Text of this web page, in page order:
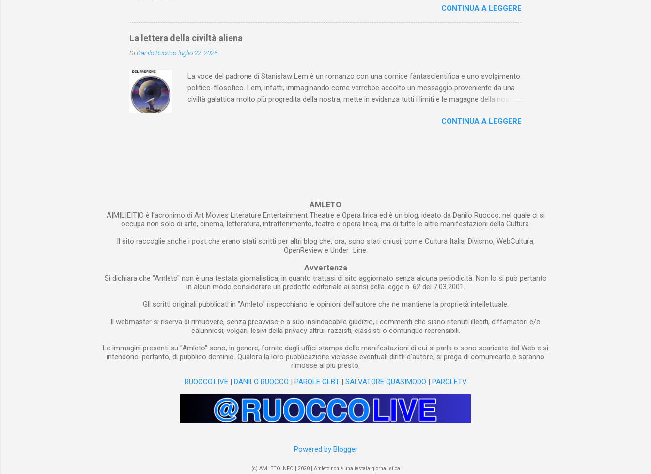
a persone celebri che accettavano (o chiedevano) di essere immortalate nude. Gabriele D'Annunzio Non
è, ovviamente, possibile indagare le motivazioni che portarono ognuno di tali scrittori a scegliere di
posare nudo. Vale la pena, però, riflettere che, probabilmente, nessun altro artista come uno scrittore (e
lettori . Abituato, se grande scrittore, a mettere a nudo la propria anima . Abituato, se sincero, a dare
CONTINUA A LEGGERE
La lettera della civiltà aliena
DiDanilo Ruocco luglio 22, 2026
La voce del padrone di Stanisław Lem è un romanzo con una cornice fantascientifica e uno svolgimento
politico-filosofico. Lem, infatti, immaginando come verrebbe accolto un messaggio proveniente da una
civiltà galattica molto più progredita della nostra, mette in evidenza tutti i limiti e le magagne della nostra
Hogarth che, anni prima, ha fatto parte del board del Progetto denominato la Voce del padrone con il
CONTINUA A LEGGERE
AMLETO
A|M|L|E|T|O è l'acronimo di Art Movies Literature Entertainment Theatre e Opera lirica ed è un blog, ideato da Danilo Ruocco, nel quale ci si
occupa non solo di arte, cinema, letteratura, intrattenimento, teatro e opera lirica, ma di tutte le altre manifestazioni della Cultura.
Il sito raccoglie anche i post che erano stati scritti per altri blog che, ora, sono stati chiusi, come Cultura Italia, Divismo, WebCultura,
OpenReview e Under_Line.
Avvertenza
Si dichiara che "Amleto" non è una testata giornalistica, in quanto trattasi di sito aggiornato senza alcuna periodicità. Non lo si può pertanto
in alcun modo considerare un prodotto editoriale ai sensi della legge n. 62 del 7.03.2001.
Gli scritti originali pubblicati in "Amleto" rispecchiano le opinioni dell'autore che ne mantiene la proprietà intellettuale.
Il webmaster si riserva di rimuovere, senza preavviso e a suo insindacabile giudizio, i commenti che siano ritenuti illeciti, diffamatori e/o
calunniosi, volgari, lesivi della privacy altrui, razzisti, classisti o comunque reprensibili.
Le immagini presenti su "Amleto" sono, in genere, fornite dagli uffici stampa delle manifestazioni di cui si parla o sono scaricate dal Web e si
intendono, pertanto, di pubblico dominio. Qualora la loro pubblicazione violasse eventuali diritti d'autore, si prega di comunicarlo e saranno
rimosse al più presto.
RUOCCO.LIVE| DANILO RUOCCO | PAROLE GLBT| SALVATORE QUASIMODO | PAROLETV
Powered by Blogger
(c) AMLETO.INFO | 2020 | Amleto non è una testata giornalistica